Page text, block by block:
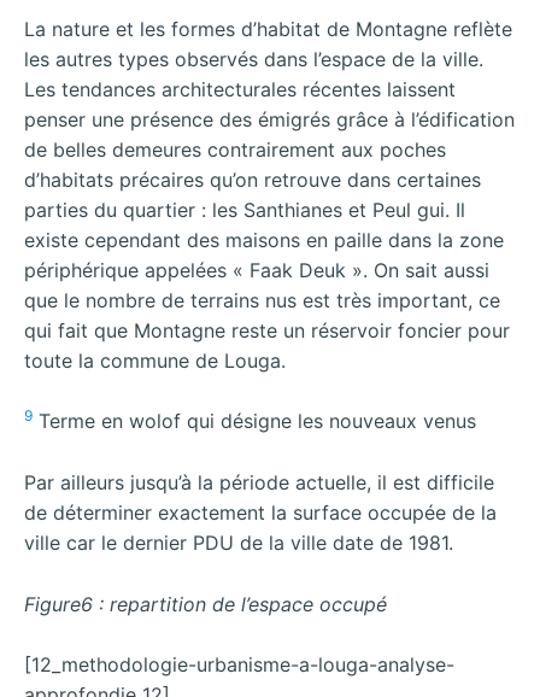
La nature et les formes d’habitat de Montagne reflète
les autres types observés dans l’espace de la ville.
Les tendances architecturales récentes laissent
penser une présence des émigrés grâce à l’édification
de belles demeures contrairement aux poches
d’habitats précaires qu’on retrouve dans certaines
parties du quartier : les Santhianes et Peul gui. Il
existe cependant des maisons en paille dans la zone
périphérique appelées « Faak Deuk ». On sait aussi
que le nombre de terrains nus est très important, ce
qui fait que Montagne reste un réservoir foncier pour
toute la commune de Louga.
9 Terme en wolof qui désigne les nouveaux venus
Par ailleurs jusqu’à la période actuelle, il est difficile
de déterminer exactement la surface occupée de la
ville car le dernier PDU de la ville date de 1981.
Figure6 : repartition de l’espace occupé
[12_methodologie-urbanisme-a-louga-analyse-